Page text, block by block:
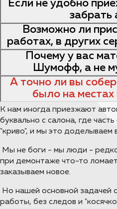
Если не удобно
забрать
Возможно ли
работах, в других
Почему у вас
Шумофф, а не
А точно ли вы
было на местах
К нам иногда приезжают
буквально с салона, где
"криво", и мы это доделываем
Мы не боги - мы люди -
при демонтаже что-то
заказываем новое.
Но нашей основной задачей
работы, без следов и